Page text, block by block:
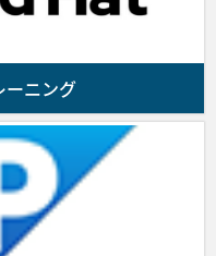
に、同請求書に指
金を振り込んで支
代金の振込に要す
す。
認できない場合、
があります。
ーニング